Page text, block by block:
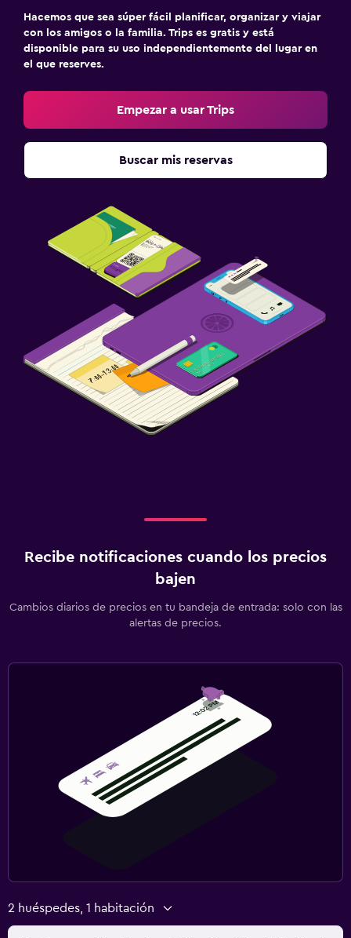
Hacemos que sea súper fácil planificar, organizar y viajar
con los amigos o la familia. Trips es gratis y está
disponible para su uso independientemente del lugar en
el que reserves.
Empezar a usar Trips
Buscar mis reservas
Recibe notificaciones cuando los precios
bajen
Cambios diarios de precios en tu bandeja de entrada: solo con las
alertas de precios.
2 huéspedes, 1 habitación